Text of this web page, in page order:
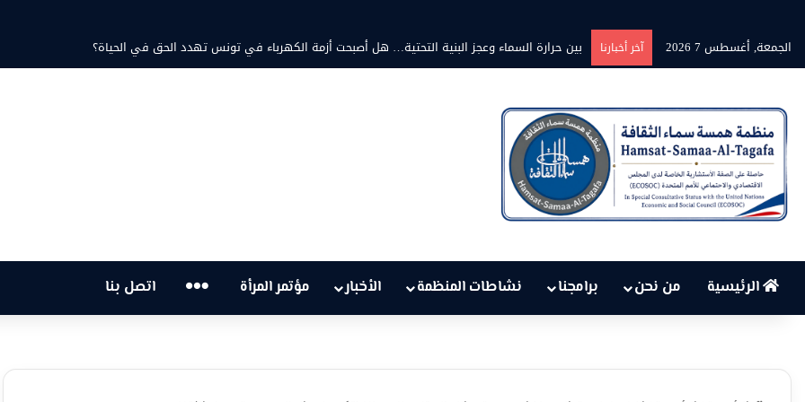
الجمعة, أغسطس 7 2026
آخر أخبارنا برنامج” قلوب شاعرة” بين الشاعر محمد ثابت والشاعرة فاطمة الزامل: عزف على أوتار الحنين وشجن القوافي
الرئيسية من نحن برامجنا نشاطات المنظمة الأخبار مؤتمر المرأة … اتصل بنا